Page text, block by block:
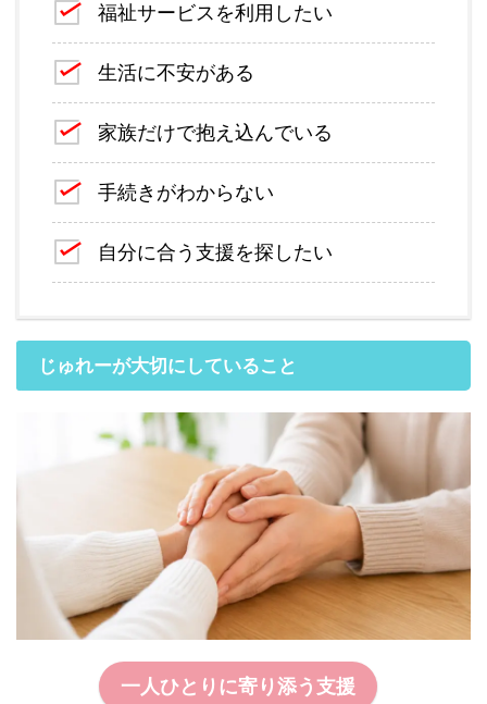
福祉サービスを利用したい
生活に不安がある
家族だけで抱え込んでいる
手続きがわからない
自分に合う支援を探したい
じゅれーが大切にしていること
一人ひとりに寄り添う支援